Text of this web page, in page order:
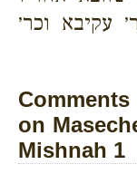
עקיבא וכר׳
on
Mishnah 1